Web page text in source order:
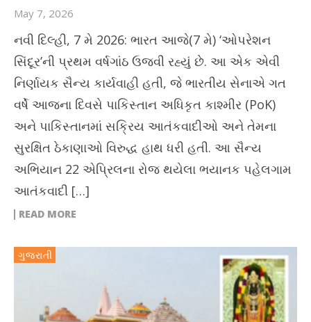
May 7, 2026
નવી દિલ્હી, 7 મે 2026: ભારત આજે(7 મે) ‘ઓપરેશન
સિંદૂર’ની પ્રથમ વર્ષગાંઠ ઉજવી રહ્યું છે. આ એક એવી
નિર્ણાયક સૈન્ય કાર્યવાહી હતી, જે ભારતીય સેનાએ ગત
વર્ષે આજના દિવસે પાકિસ્તાન અધિકૃત કાશ્મીર (PoK)
અને પાકિસ્તાનમાં સક્રિય આતંકવાદીઓ અને તેમના
સુરક્ષિત ઠેકાણાઓ વિરુદ્ધ હાથ ધરી હતી. આ સૈન્ય
અભિયાન 22 એપ્રિલના રોજ થયેલા ભયાનક પહેલગામ
આતંકવાદી […]
READ MORE
ગુજરાતી